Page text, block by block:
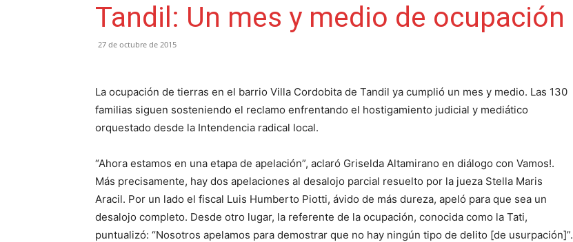
CR
Tandil: Un mes y medio de ocupación
27 de octubre de 2015
La ocupación de tierras en el barrio Villa Cordobita de Tandil ya cumplió un mes y medio. Las 130
familias siguen sosteniendo el reclamo enfrentando el hostigamiento judicial y mediático
orquestado desde la Intendencia radical local.
“Ahora estamos en una etapa de apelación”, aclaró Griselda Altamirano en diálogo con Vamos!.
Más precisamente, hay dos apelaciones al desalojo parcial resuelto por la jueza Stella Maris
Aracil. Por un lado el fiscal Luis Humberto Piotti, ávido de más dureza, apeló para que sea un
desalojo completo. Desde otro lugar, la referente de la ocupación, conocida como la Tati,
puntualizó: “Nosotros apelamos para demostrar que no hay ningún tipo de delito [de usurpación]”.